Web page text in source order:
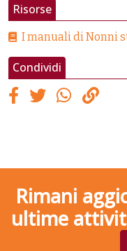
Risorse
I manuali di Nonni
Condividi
Rimani
ultime